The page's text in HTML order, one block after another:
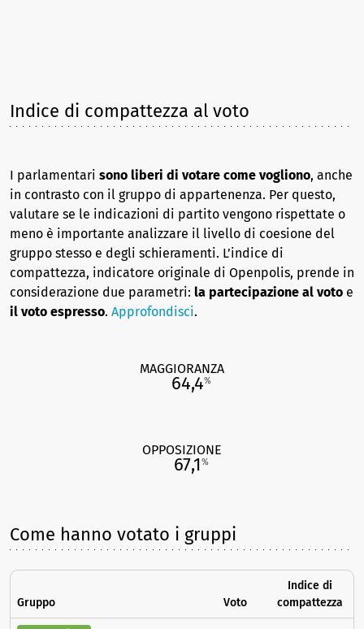
Indice di compattezza al voto
I parlamentari sono liberi di votare come vogliono, anche
in contrasto con il gruppo di appartenenza. Per questo,
valutare se le indicazioni di partito vengono rispettate o
meno è importante analizzare il livello di coesione del
gruppo stesso e degli schieramenti. L’indice di
compattezza, indicatore originale di Openpolis, prende in
considerazione due parametri: la partecipazione al voto e
il voto espresso. Approfondisci.
MAGGIORANZA
64,4%
OPPOSIZIONE
67,1%
Come hanno votato i gruppi
Gruppo Voto
Indice di
compattezza